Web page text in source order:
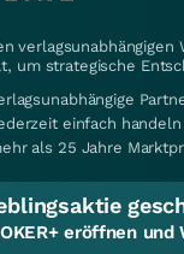
um strategische
einfach
als 25 Jahre
eröffnen